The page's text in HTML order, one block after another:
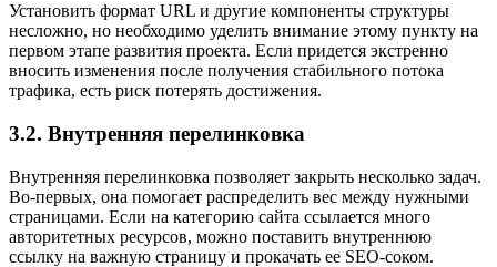
Установить формат URL и другие компоненты структуры
несложно, но необходимо уделить внимание этому пункту на
первом этапе развития проекта. Если придется экстренно
вносить изменения после получения стабильного потока
трафика, есть риск потерять достижения.
3.2. Внутренняя перелинковка
Внутренняя перелинковка позволяет закрыть несколько задач.
Во-первых, она помогает распределить вес между нужными
страницами. Если на категорию сайта ссылается много
авторитетных ресурсов, можно поставить внутреннюю
ссылку на важную страницу и прокачать ее SEO-соком.